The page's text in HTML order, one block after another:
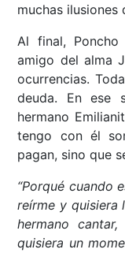
muchas ilusiones
Al final, Poncho
amigo del alma
ocurrencias.
deuda. En ese
hermano
tengo con él
pagan, sino que
“Porqué cuando
reírme y quisiera
hermano
quisiera un